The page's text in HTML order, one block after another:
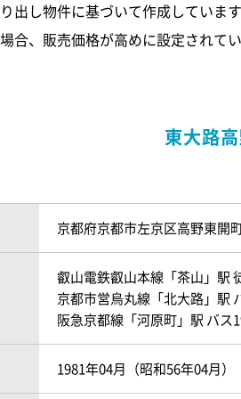
出し物件に基づいて作成しています
合、販売価格が高めに設定されて
東大路
京都府京都市左京区高野東開
叡山電鉄叡山本線「茶山」駅
京都市営烏丸線「北大路」駅
阪急京都線「河原町」駅 バス
1981年04月（昭和56年04月）